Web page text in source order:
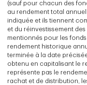
(sauf pour chacun des
au rendement total
indiquée et ils tiennent
et du réinvestissement
mentionnés pour les
rendement historique
terminée à la date
obtenu en capitalisant le
représente pas le
rachat et de distribution,